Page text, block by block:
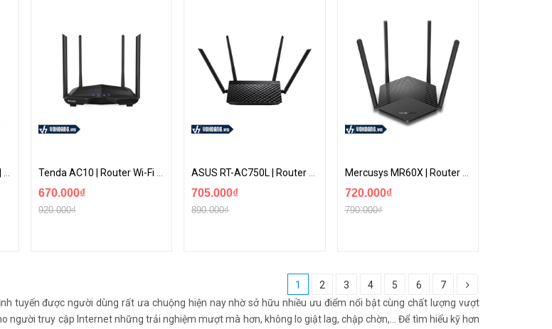
670.000₫
920.000₫
705.000₫
890.000₫
720.000₫
790.000₫
1 2 3 4 5 6
7
tuyến được người dùng rất ưa chuộng hiện nay nhờ sở hữu nhiều ưu điểm nổi bật cùng chất lượng vượt
người truy cập Internet những trải nghiệm mượt mà hơn, không lo giật lag, chập chờn,... Để tìm hiểu kỹ hơn